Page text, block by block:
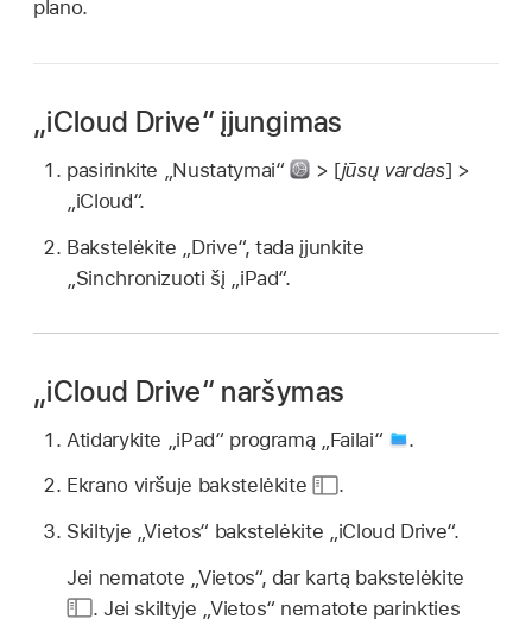
plano.
„iCloud Drive“ įjungimas
pasirinkite „Nustatymai“ > [jūsų vardas] >
„iCloud“.
Bakstelėkite „Drive“, tada įjunkite
„Sinchronizuoti šį „iPad“.
„iCloud Drive“ naršymas
Atidarykite „iPad“ programą „Failai“
.
Ekrano viršuje bakstelėkite
.
Skiltyje „Vietos“ bakstelėkite „iCloud Drive“.
Jei nematote „Vietos“, dar kartą bakstelėkite
. Jei skiltyje „Vietos“ nematote parinkties